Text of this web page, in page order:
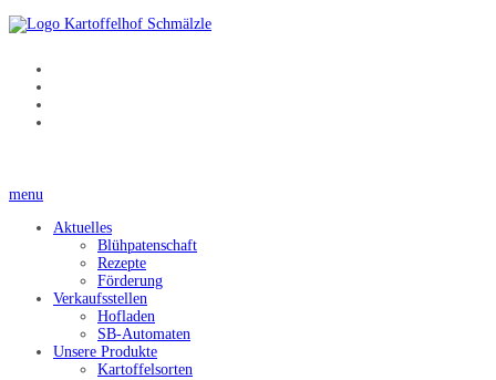
menu
Aktuelles
Blühpatenschaft
Rezepte
Förderung
Verkaufsstellen
Hofladen
SB-Automaten
Unsere Produkte
Kartoffelsorten